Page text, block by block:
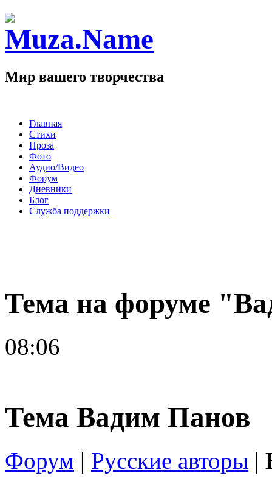
Мир вашего творчества
Главная
Стихи
Проза
Фото
Аудио/Видео
Форум
Дневники
Блог
Служба поддержки
Тема на форуме
08:06
Тема Вадим Панов
Форум | Русские авторы |